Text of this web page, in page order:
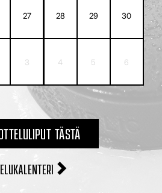
27 28 29 30
3 4 5 6
TÄSTÄ